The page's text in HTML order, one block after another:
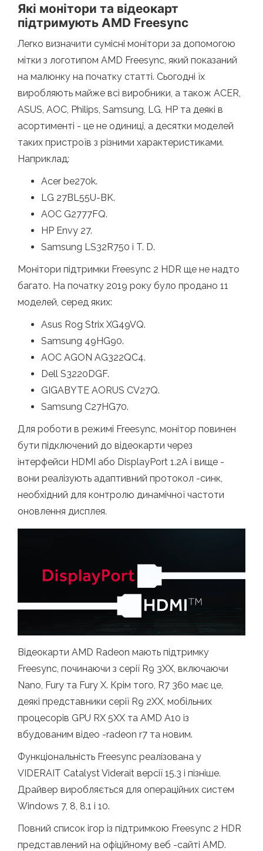
Які монітори та відеокарт
підтримують AMD Freesync
Легко визначити сумісні монітори за допомогою
мітки з логотипом AMD Freesync, який показаний
на малюнку на початку статті. Сьогодні їх
виробляють майже всі виробники, а також ACER,
ASUS, AOC, Philips, Samsung, LG, HP та деякі в
асортименті - це не одиниці, а десятки моделей
таких пристроїв з різними характеристиками.
Наприклад:
Acer be270k.
LG 27BL55U-BK.
AOC G2777FQ.
HP Envy 27.
Samsung LS32R750 і T. D.
Монітори підтримки Freesync 2 HDR ще не надто
багато. На початку 2019 року було продано 11
моделей, серед яких:
Asus Rog Strix XG49VQ.
Samsung 49HG90.
AOC AGON AG322QC4.
Dell S3220DGF.
GIGABYTE AORUS CV27Q.
Samsung C27HG70.
Для роботи в режимі Freesync, монітор повинен
бути підключений до відеокарти через
інтерфейси HDMI або DisplayPort 1.2A і вище -
вони реалізують адаптивний протокол -синк,
необхідний для контролю динамічної частоти
оновлення дисплея.
Відеокарти AMD Radeon мають підтримку
Freesync, починаючи з серії R9 3XX, включаючи
Nano, Fury та Fury X. Крім того, R7 360 має це,
деякі представники серії R9 2XX, мобільних
процесорів GPU RX 5XX та AMD A10 із
вбудованим відео -radeon r7 та новим.
Функціональність Freesync реалізована у
VIDERAIT Catalyst Viderait версії 15.3 і пізніше.
Драйвер виробляється для операційних систем
Windows 7, 8, 8.1 і 10.
Повний список ігор із підтримкою Freesync 2 HDR
представлений на офіційному веб -сайті AMD.